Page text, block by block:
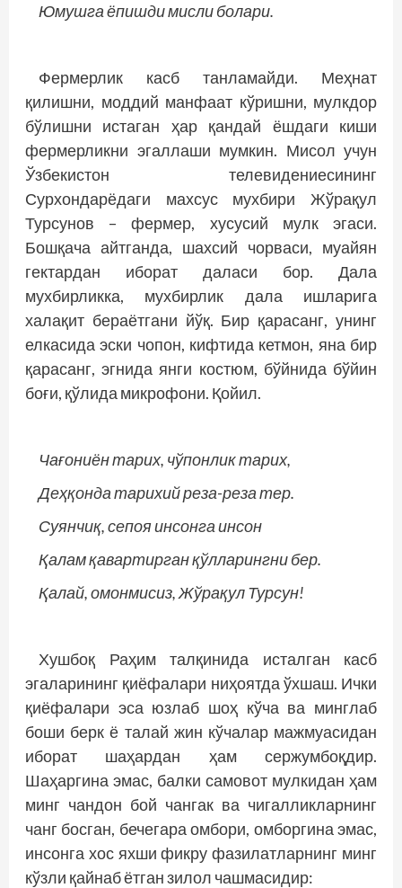
Юмушга ёпишди мисли болари.
Фермерлик касб танламайди. Меҳнат
қилишни, моддий манфаат кўришни, мулкдор
бўлишни истаган ҳар қандай ёшдаги киши
фермерликни эгаллаши мумкин. Мисол учун
Ўзбекистон телевидениесининг
Сурхондарёдаги махсус мухбири Жўрақул
Турсунов – фермер, хусусий мулк эгаси.
Бошқача айтганда, шахсий чорваси, муайян
гектардан иборат даласи бор. Дала
мухбирликка, мухбирлик дала ишларига
халақит бераётгани йўқ. Бир қарасанг, унинг
елкасида эски чопон, кифтида кетмон, яна бир
қарасанг, эгнида янги костюм, бўйнида бўйин
боғи, қўлида микрофони. Қойил.
Чағониён тарих, чўпонлик тарих,
Деҳқонда тарихий реза-реза тер.
Суянчиқ, сепоя инсонга инсон
Қалам қавартирган қўлларингни бер.
Қалай, омонмисиз, Жўрақул Турсун!
Хушбоқ Раҳим талқинида исталган касб
эгаларининг қиёфалари ниҳоятда ўхшаш. Ички
қиёфалари эса юзлаб шоҳ кўча ва минглаб
боши берк ё талай жин кўчалар мажмуасидан
иборат шаҳардан ҳам сержумбоқдир.
Шаҳаргина эмас, балки самовот мулкидан ҳам
минг чандон бой чангак ва чигалликларнинг
чанг босган, бечегара омбори, омборгина эмас,
инсонга хос яхши фикру фазилатларнинг минг
кўзли қайнаб ётган зилол чашмасидир: